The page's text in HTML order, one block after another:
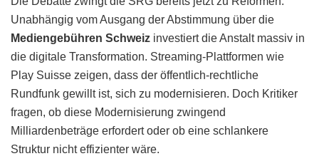
Unabhängig vom Ausgang der Abstimmung über die
Mediengebühren Schweiz investiert die Anstalt massiv in
die digitale Transformation. Streaming-Plattformen wie
Play Suisse zeigen, dass der öffentlich-rechtliche
Rundfunk gewillt ist, sich zu modernisieren. Doch Kritiker
fragen, ob diese Modernisierung zwingend
Milliardenbeträge erfordert oder ob eine schlankere
Struktur nicht effizienter wäre.